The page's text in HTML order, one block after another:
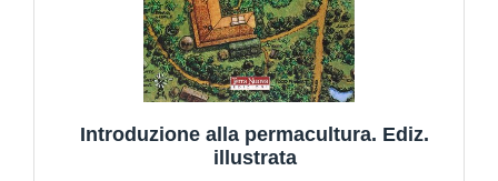
Introduzione alla permacultura. Ediz.
illustrata